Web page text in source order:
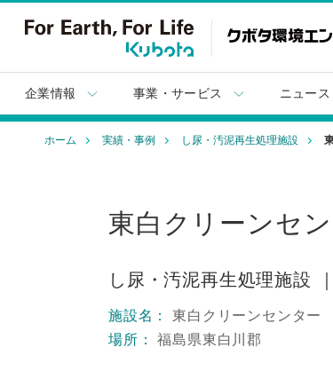
企業情報 事業・サービス ニュース
ホーム 実績・事例 し尿・汚泥再生処理施設
東白クリーンセ
し尿・汚泥再生処理施設
施設名：
東白クリーンセンター
場所：
福島県東白川郡